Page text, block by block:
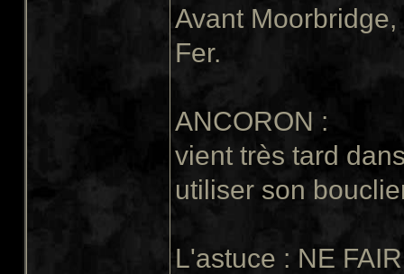
Avant
Fer.
ANCORON :
vient très tard
utiliser son
L'astuce : NE